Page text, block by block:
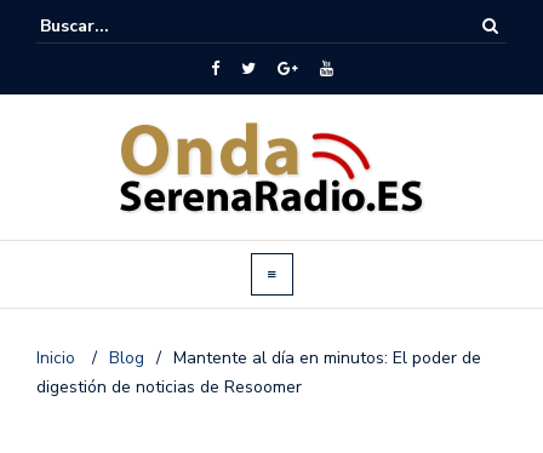
Inicio / Blog / Mantente al día en minutos: El poder de
digestión de noticias de Resoomer